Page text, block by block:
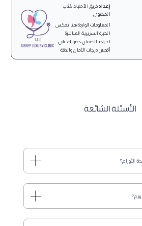
إعدادفريق الأطباء كُتّاب
المحتوى.
المعلومات الواردة هنا تعكس
الخبرة السريرية المباشرة
لجراحينا لضمان حصولك على
أقصى درجات الأمان والدقة
الأسئلة الشائعة
الأورام؟